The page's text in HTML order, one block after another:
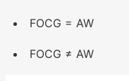
FOCG = AW
FOCG ≠ AW